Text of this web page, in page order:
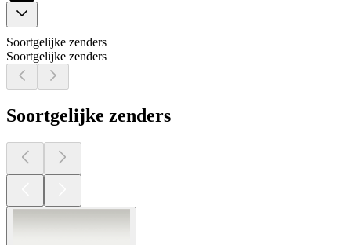
Soortgelijke zenders
Soortgelijke zenders
Soortgelijke zenders